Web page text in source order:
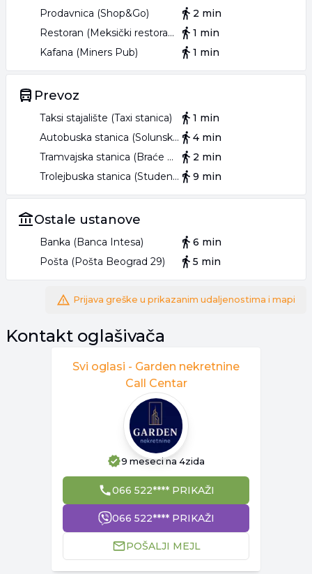
Prodavnica (Shop&Go)
2 min
Restoran (Meksički restoran Cypress Tacos)
1 min
Kafana (Miners Pub)
1 min
Prevoz
Taksi stajalište (Taxi stanica)
1 min
Autobuska stanica (Solunska)
4 min
Tramvajska stanica (Braće Baruh)
2 min
Trolejbuska stanica (Studentski trg)
9 min
Ostale ustanove
Banka (Banca Intesa)
6 min
Pošta (Pošta Beograd 29)
5 min
Prijava greške u prikazanim udaljenostima i mapi
Kontakt oglašivača
Svi oglasi - Garden nekretnine
Call Centar
9 mesecina 4zida
066 522**** PRIKAŽI
066 522**** PRIKAŽI
POŠALJI MEJL